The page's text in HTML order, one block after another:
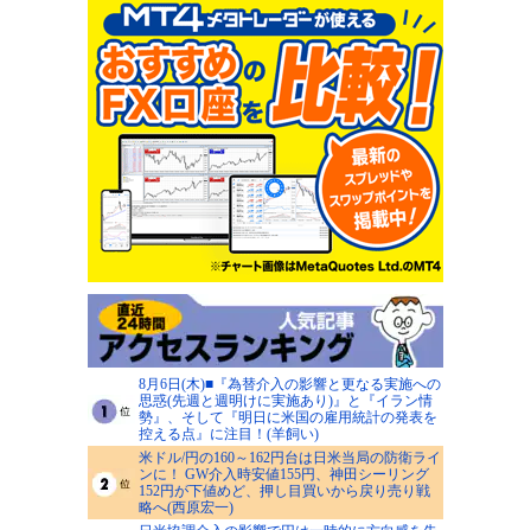
8月6日(木)■『為替介入の影響と更なる実施への
思惑(先週と週明けに実施あり)』と『イラン情
勢』、そして『明日に米国の雇用統計の発表を
控える点』に注目！(羊飼い)
米ドル/円の160～162円台は日米当局の防衛ライ
ンに！ GW介入時安値155円、神田シーリング
152円が下値めど、押し目買いから戻り売り戦
略へ(西原宏一)